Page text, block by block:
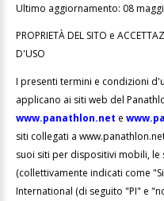
Ultimo aggiornamento: 08
PROPRIETÀ DEL SITO e
D'USO
I presenti termini e condizioni
applicano ai siti web del
www.panathlon.net e
siti collegati a
suoi siti per dispositivi mobili, le
(collettivamente indicati come
International (di seguito "PI" e